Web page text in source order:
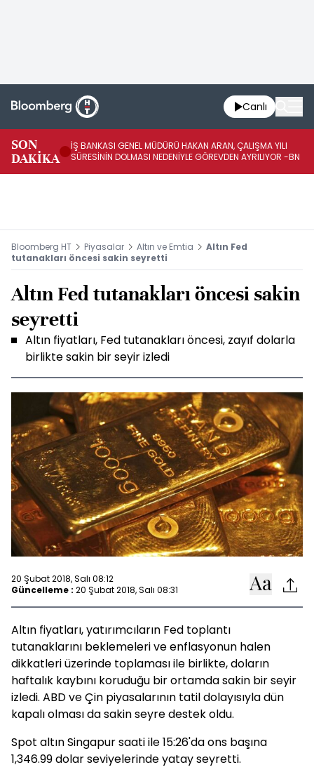
Canlı
SON
DAKİKA
İŞ BANKASI GENEL MÜDÜRÜ HAKAN ARAN, ÇALIŞMA YILI
SÜRESİNİN DOLMASI NEDENİYLE GÖREVDEN AYRILIYOR -BN
Bloomberg HT Piyasalar Altın ve Emtia
Altın Fed
tutanakları öncesi sakin seyretti
Altın Fed tutanakları öncesi sakin
seyretti
Altın fiyatları, Fed tutanakları öncesi, zayıf dolarla
birlikte sakin bir seyir izledi
20 Şubat 2018, Salı 08:12
Güncelleme : 20 Şubat 2018, Salı 08:31
Altın fiyatları, yatırımcıların Fed toplantı
tutanaklarını beklemeleri ve enflasyonun halen
dikkatleri üzerinde toplaması ile birlikte, doların
haftalık kaybını koruduğu bir ortamda sakin bir seyir
izledi. ABD ve Çin piyasalarının tatil dolayısıyla dün
kapalı olması da sakin seyre destek oldu.
Spot altın Singapur saati ile 15:26'da ons başına
1,346.99 dolar seviyelerinde yatay seyretti.